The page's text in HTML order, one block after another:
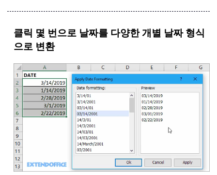
클릭 몇 번으로 날짜를 다양한 개별 날짜 형식
으로 변환